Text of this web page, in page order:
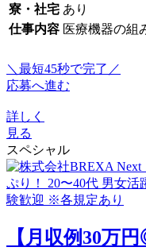
寮・社宅 あり
仕事内容 医療機器の組
＼最短45秒で完了／
応募へ進む
詳しく
見る
スペシャル
【月収例30万